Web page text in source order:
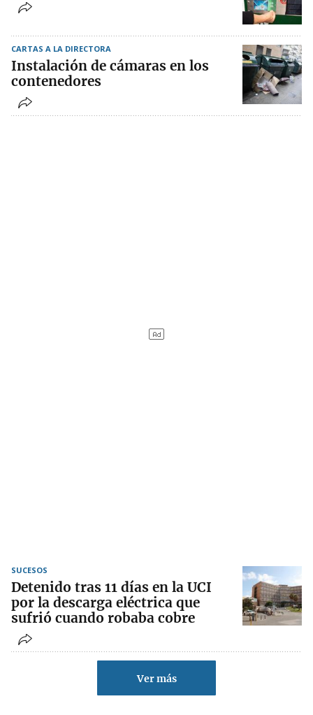
CARTAS A LA DIRECTORA
Instalación de cámaras en los
contenedores
SUCESOS
Detenido tras 11 días en la UCI
por la descarga eléctrica que
sufrió cuando robaba cobre
Ver más